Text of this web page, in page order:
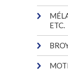
ETC.